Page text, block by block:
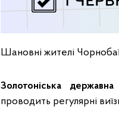
Шановні жителі
Золотоніська державна
проводить регулярні